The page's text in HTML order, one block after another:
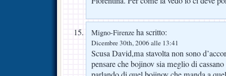
Migno-Firenze ha scritto:
Dicembre 30th, 2006 alle 13:41
Scusa David,ma stavolta non sono
pensare che bojinov sia meglio di